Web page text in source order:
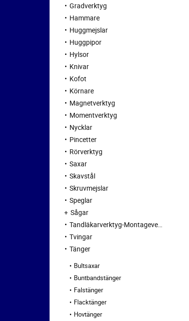
Gradverktyg
Hammare
Huggmejslar
Huggpipor
Hylsor
Knivar
Kofot
Körnare
Magnetverktyg
Momentverktyg
Nycklar
Pincetter
Rörverktyg
Saxar
Skavstål
Skruvmejslar
Speglar
Sågar
Tandläkarverktyg-Montageverktyg
Tvingar
Tänger
Bultsaxar
Buntbandstänger
Falstänger
Flacktänger
Hovtänger